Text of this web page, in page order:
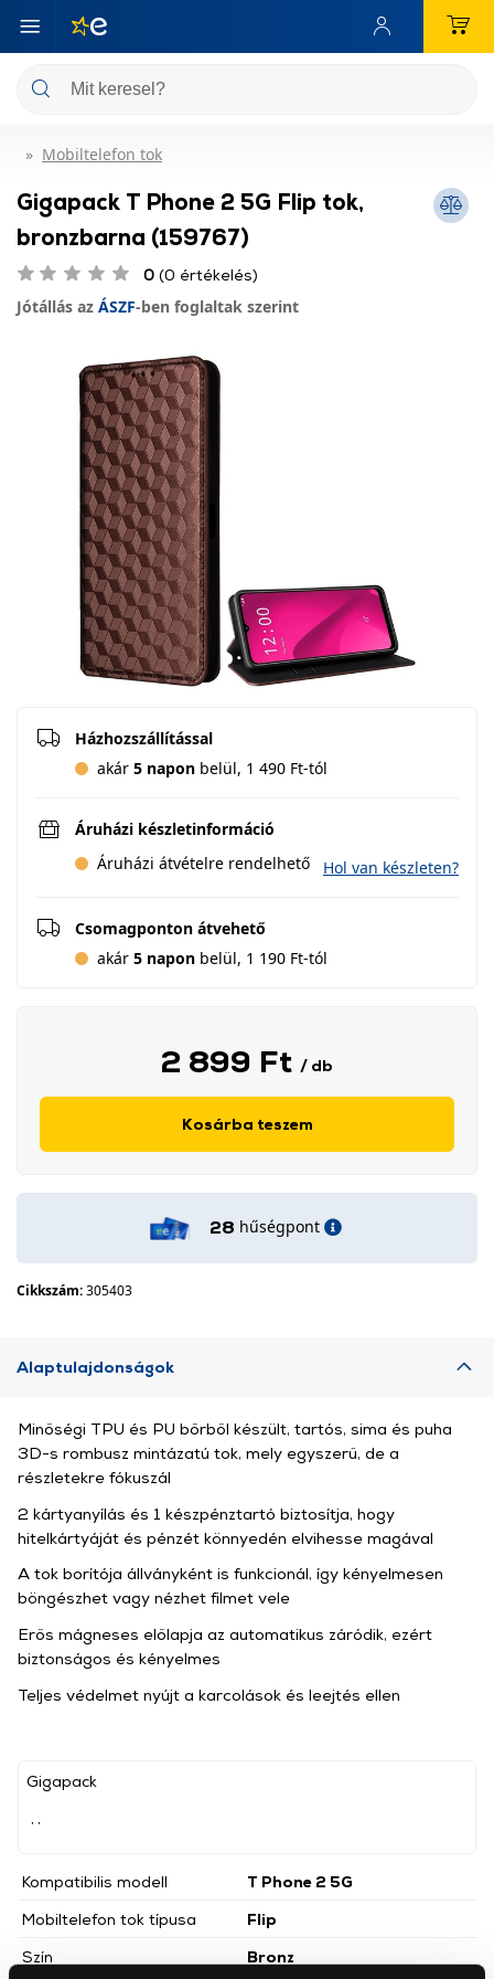
Mobiltelefon tok
Gigapack T Phone 2 5G Flip tok,
bronzbarna (159767)
0 (0 értékelés)
Jótállás az ÁSZF-ben foglaltak szerint
Házhozszállítással
akár 5 napon belül, 1 490 Ft-tól
Áruházi készletinformáció
Áruházi átvételre rendelhető
Hol van készleten?
Csomagponton átvehető
akár 5 napon belül, 1 190 Ft-tól
2 899 Ft / db
Kosárba teszem
28 hűségpont
Cikkszám:305403
Alaptulajdonságok
Gigapack
Kompatibilis modell
T Phone 2 5G
Mobiltelefon tok típusa
Flip
Szín
Bronz
Minőségi TPU és PU bőrből készült, tartós, sima és puha
3D-s rombusz mintázatú tok, mely egyszerű, de a
részletekre fókuszál
2 kártyanyílás és 1 készpénztartó biztosítja, hogy
hitelkártyáját és pénzét könnyedén elvihesse magával
A tok borítója állványként is funkcionál, így kényelmesen
böngészhet vagy nézhet filmet vele
Erős mágneses előlapja az automatikus záródik, ezért
biztonságos és kényelmes
Teljes védelmet nyújt a karcolások és leejtés ellen